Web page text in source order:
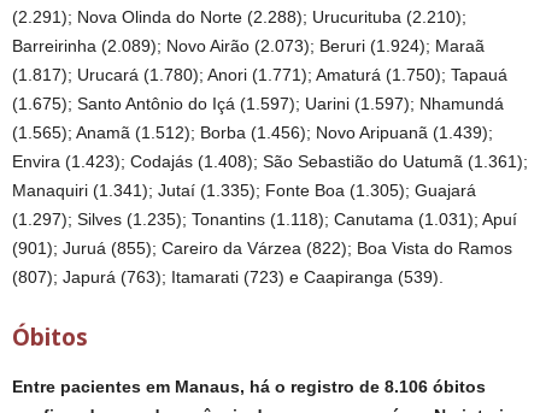
(2.291); Nova Olinda do Norte (2.288); Urucurituba (2.210);
Barreirinha (2.089); Novo Airão (2.073); Beruri (1.924); Maraã
(1.817); Urucará (1.780); Anori (1.771); Amaturá (1.750); Tapauá
(1.675); Santo Antônio do Içá (1.597); Uarini (1.597); Nhamundá
(1.565); Anamã (1.512); Borba (1.456); Novo Aripuanã (1.439);
Envira (1.423); Codajás (1.408); São Sebastião do Uatumã (1.361);
Manaquiri (1.341); Jutaí (1.335); Fonte Boa (1.305); Guajará
(1.297); Silves (1.235); Tonantins (1.118); Canutama (1.031); Apuí
(901); Juruá (855); Careiro da Várzea (822); Boa Vista do Ramos
(807); Japurá (763); Itamarati (723) e Caapiranga (539).
Óbitos
Entre pacientes em Manaus, há o registro de 8.106 óbitos